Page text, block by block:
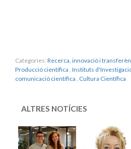
Categories: Recerca, innovació i
Producció científica , Instituts
comunicació científica , Cultura Científica
ALTRES NOTÍCIES